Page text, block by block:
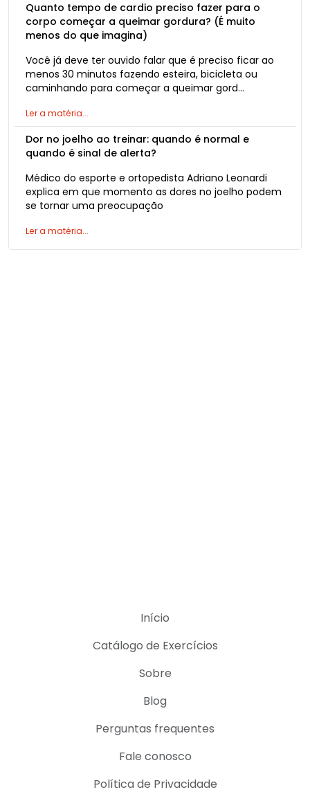
Quanto tempo de cardio preciso fazer para o
corpo começar a queimar gordura? (É muito
menos do que imagina)
Você já deve ter ouvido falar que é preciso ficar ao
menos 30 minutos fazendo esteira, bicicleta ou
caminhando para começar a queimar gord…
Ler a matéria...
Dor no joelho ao treinar: quando é normal e
quando é sinal de alerta?
Médico do esporte e ortopedista Adriano Leonardi
explica em que momento as dores no joelho podem
se tornar uma preocupação
Ler a matéria...
Início
Catálogo de Exercícios
Sobre
Blog
Perguntas frequentes
Fale conosco
Política de Privacidade